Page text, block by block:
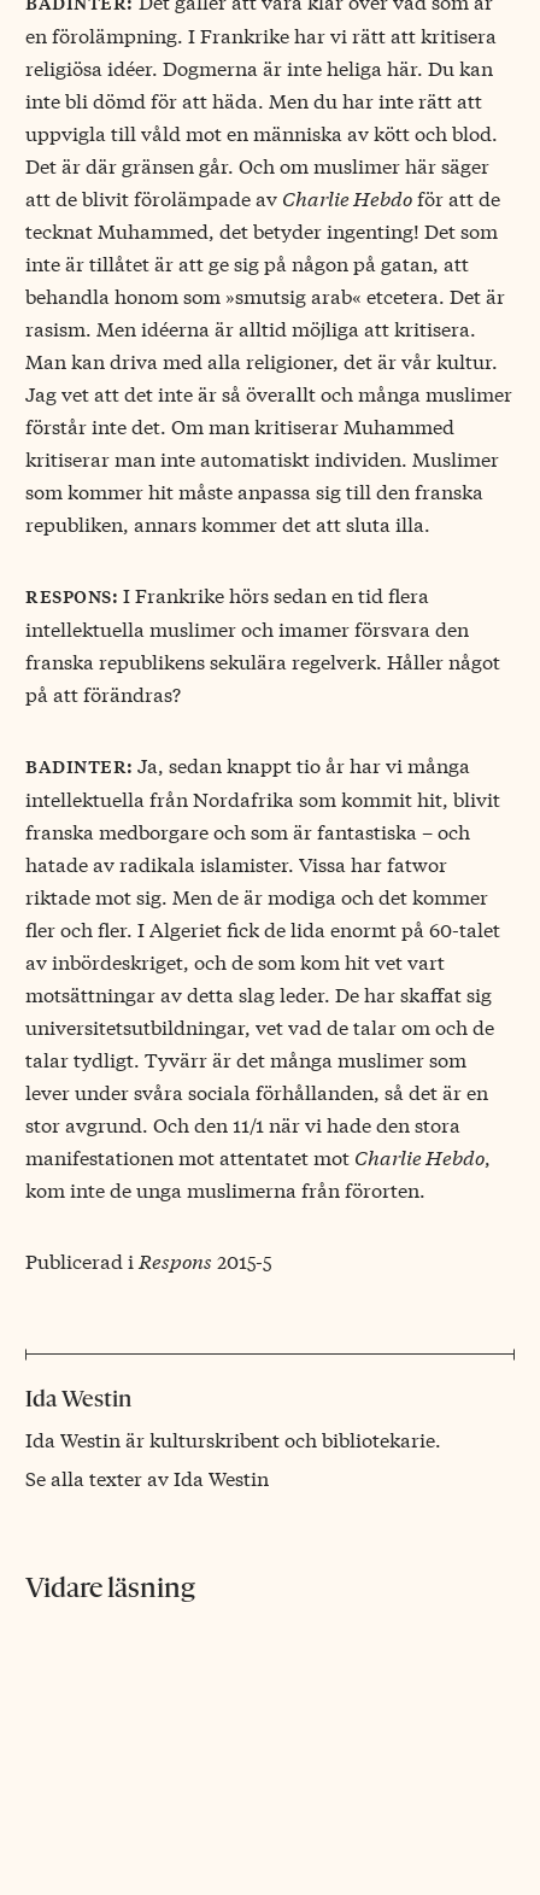
en förolämpning. I Frankrike har vi rätt att kritisera
religiösa idéer. Dogmerna är inte heliga här. Du kan
inte bli dömd för att häda. Men du har inte rätt att
uppvigla till våld mot en människa av kött och blod.
Det är där gränsen går. Och om muslimer här säger
att de blivit förolämpade av Charlie Hebdoför att de
tecknat Muhammed, det betyder ingenting! Det som
inte är tillåtet är att ge sig på någon på gatan, att
behandla honom som »smutsig arab« etcetera. Det är
rasism. Men idéerna är alltid möjliga att kritisera.
Man kan driva med alla religioner, det är vår kultur.
Jag vet att det inte är så överallt och många muslimer
förstår inte det. Om man kritiserar Muhammed
kritiserar man inte automatiskt individen. Muslimer
som kommer hit måste anpassa sig till den franska
republiken, annars kommer det att sluta illa.
respons: I Frankrike hörs sedan en tid flera
intellektuella muslimer och imamer försvara den
franska republikens sekulära regelverk. Håller något
på att förändras?
badinter: Ja, sedan knappt tio år har vi många
intellektuella från Nordafrika som kommit hit, blivit
franska medborgare och som är fantastiska – och
hatade av radikala islamister. Vissa har fatwor
riktade mot sig. Men de är modiga och det kommer
fler och fler. I Algeriet fick de lida enormt på 60-talet
av inbördeskriget, och de som kom hit vet vart
motsättningar av detta slag leder. De har skaffat sig
universitetsutbildningar, vet vad de talar om och de
talar tydligt. Tyvärr är det många muslimer som
lever under svåra sociala förhållanden, så det är en
stor avgrund. Och den 11/1 när vi hade den stora
manifestationen mot attentatet mot Charlie Hebdo,
kom inte de unga muslimerna från förorten.
Publicerad i Respons 2015-5
Ida Westin
Ida Westin är kulturskribent och bibliotekarie.
Se alla texter av Ida Westin
Vidare läsning